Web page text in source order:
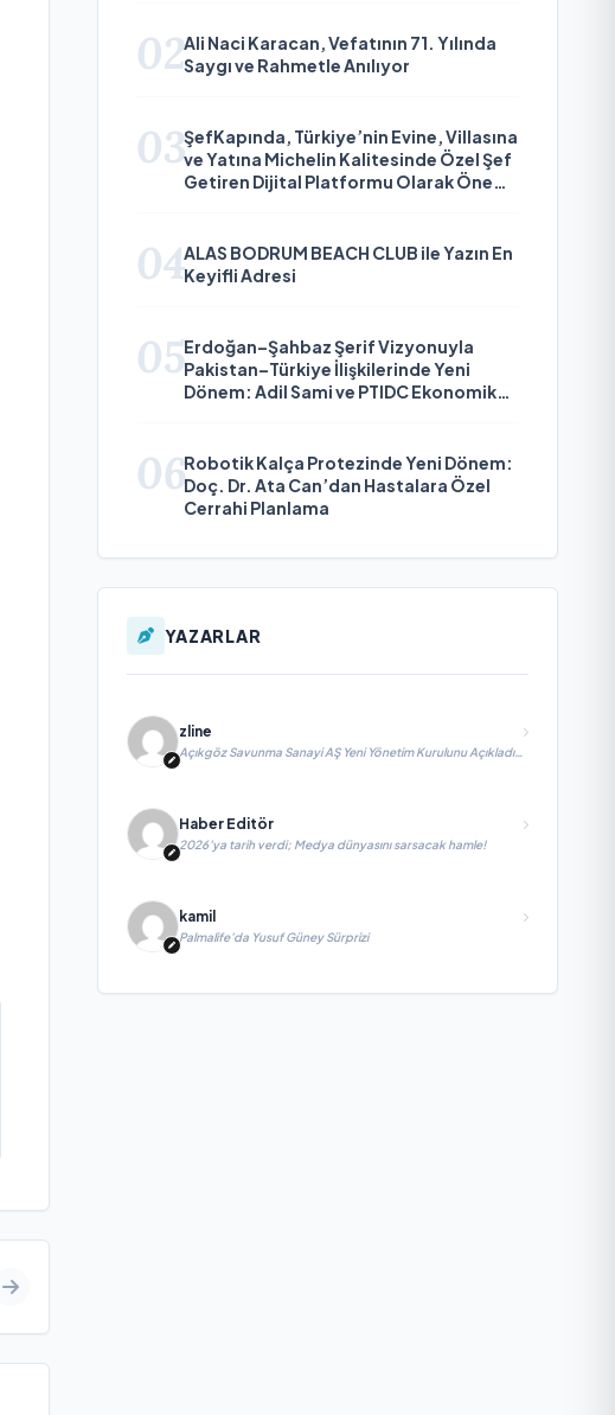
02Ali Naci Karacan, Vefatının 71. Yılında
Saygı ve Rahmetle Anılıyor
03ŞefKapında, Türkiye’nin Evine, Villasına
ve Yatına Michelin Kalitesinde Özel Şef
Getiren Dijital Platformu Olarak Öne
04ALAS BODRUM BEACH CLUB ile Yazın En
Keyifli Adresi
05Erdoğan–Şahbaz Şerif Vizyonuyla
Pakistan–Türkiye İlişkilerinde Yeni
Dönem: Adil Sami ve PTIDC Ekonomik
06Robotik Kalça Protezinde Yeni Dönem:
Doç. Dr. Ata Can’dan Hastalara Özel
Cerrahi Planlama
YAZARLAR
zline
Açıkgöz Savunma Sanayi AŞ Yeni Yönetim Kurulunu Açıkladı
ve Savunma Sanayinde Küresel Vizyon Vurgusu
Haber Editör
2026’ya tarih verdi; Medya dünyasını sarsacak hamle!
kamil
Palmalife’da Yusuf Güney Sürprizi